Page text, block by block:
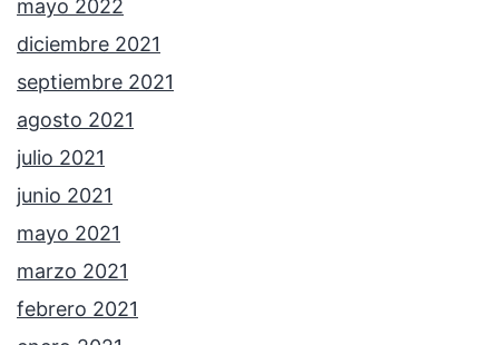
mayo 2022
diciembre 2021
septiembre 2021
agosto 2021
julio 2021
junio 2021
mayo 2021
marzo 2021
febrero 2021